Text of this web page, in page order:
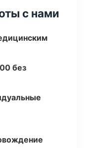
с нами
без